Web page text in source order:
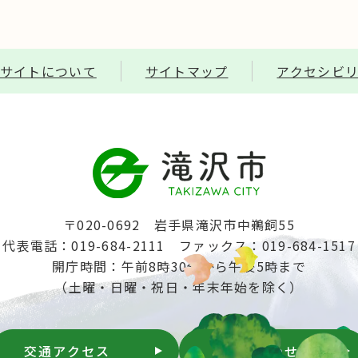
イトについて サイトマップ アクセシビ
〒020-0692 岩手県滝沢市中鵜飼55
代表電話：019-684-2111 ファックス：019-684-1517
開庁時間：午前8時30分から午後5時まで
（土曜・日曜・祝日・年末年始を除く）
交通アクセス お問い合わせ